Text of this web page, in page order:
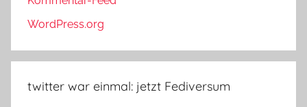
WordPress.org
twitter war einmal: jetzt Fediversum